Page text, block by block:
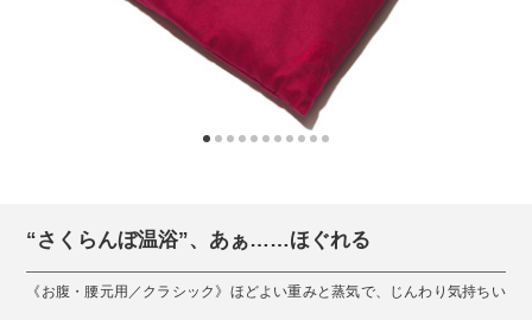
“さくらんぼ温浴”、あぁ……ほぐれる
《お腹・腰元用／クラシック》ほどよい重みと蒸気で、じんわり気持ちい